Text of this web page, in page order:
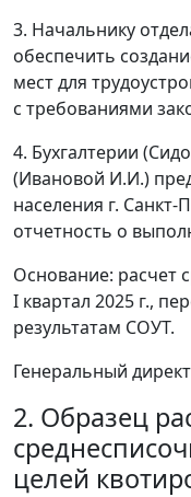
3. Начальнику
обеспечить
мест для
с требованиями
4. Бухгалтерии
(Ивановой И.И.)
населения г. Санкт-
отчетность о
Основание: расчет
I квартал 2025 г.,
результатам СОУТ.
Генеральный
2. Образец
целей